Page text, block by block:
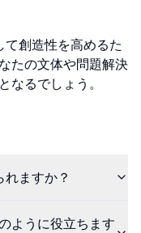
創造性を高めるた
たの文体や問題解決
なるでしょう。
ますか？
ように役立ちます